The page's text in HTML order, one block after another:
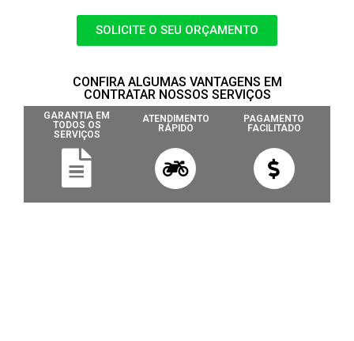
SOLICITE O SEU ORÇAMENTO
CONFIRA ALGUMAS VANTAGENS EM
CONTRATAR NOSSOS SERVIÇOS
GARANTIA EM
TODOS OS
SERVIÇOS
ATENDIMENTO
RÁPIDO
PAGAMENTO
FACILITADO